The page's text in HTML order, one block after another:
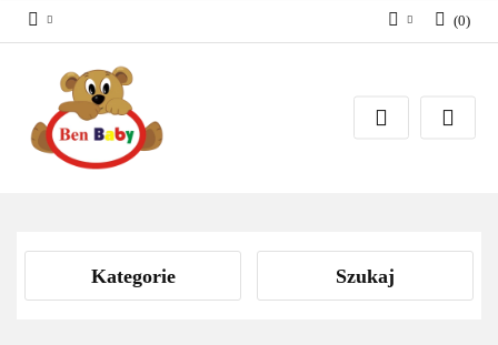
Dodaj zgłoszenie
(0)
Kategorie Szukaj